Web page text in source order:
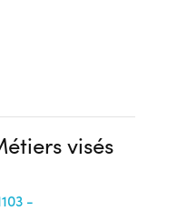
visés
-